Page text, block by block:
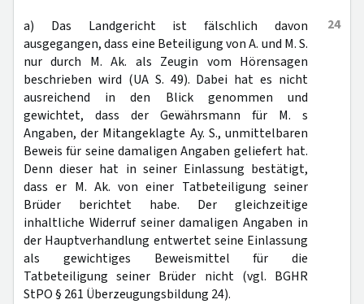
24
a) Das Landgericht ist fälschlich davon
ausgegangen, dass eine Beteiligung von A. und M. S.
nur durch M. Ak. als Zeugin vom Hörensagen
beschrieben wird (UA S. 49). Dabei hat es nicht
ausreichend in den Blick genommen und
gewichtet, dass der Gewährsmann für M. s
Angaben, der Mitangeklagte Ay. S., unmittelbaren
Beweis für seine damaligen Angaben geliefert hat.
Denn dieser hat in seiner Einlassung bestätigt,
dass er M. Ak. von einer Tatbeteiligung seiner
Brüder berichtet habe. Der gleichzeitige
inhaltliche Widerruf seiner damaligen Angaben in
der Hauptverhandlung entwertet seine Einlassung
als gewichtiges Beweismittel für die
Tatbeteiligung seiner Brüder nicht (vgl. BGHR
StPO § 261 Überzeugungsbildung 24).